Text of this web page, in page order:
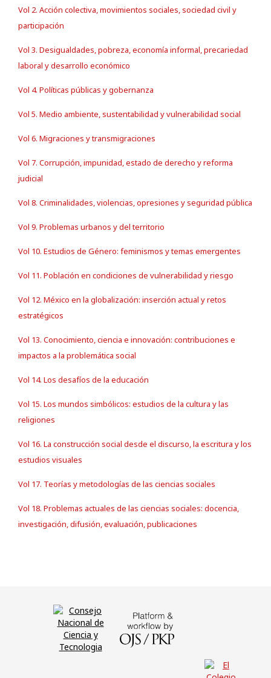
Vol 2. Acción colectiva, movimientos sociales, sociedad civil y
participación
Vol 3. Desigualdades, pobreza, economía informal, precariedad
laboral y desarrollo económico
Vol 4. Políticas públicas y gobernanza
Vol 5. Medio ambiente, sustentabilidad y vulnerabilidad social
Vol 6. Migraciones y transmigraciones
Vol 7. Corrupción, impunidad, estado de derecho y reforma
judicial
Vol 8. Criminalidades, violencias, opresiones y seguridad pública
Vol 9. Problemas urbanos y del territorio
Vol 10. Estudios de Género: feminismos y temas emergentes
Vol 11. Población en condiciones de vulnerabilidad y riesgo
Vol 12. México en la globalización: inserción actual y retos
estratégicos
Vol 13. Conocimiento, ciencia e innovación: contribuciones e
impactos a la problemática social
Vol 14. Los desafíos de la educación
Vol 15. Los mundos simbólicos: estudios de la cultura y las
religiones
Vol 16. La construcción social desde el discurso, la escritura y los
estudios visuales
Vol 17. Teorías y metodologías de las ciencias sociales
Vol 18. Problemas actuales de las ciencias sociales: docencia,
investigación, difusión, evaluación, publicaciones